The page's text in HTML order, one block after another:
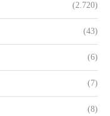
(2.720)
(43)
(6)
(7)
(8)